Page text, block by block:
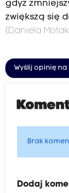
gdyż
zwiększą się
(Daniela
Wyślij opinię na
Brak
Dodaj